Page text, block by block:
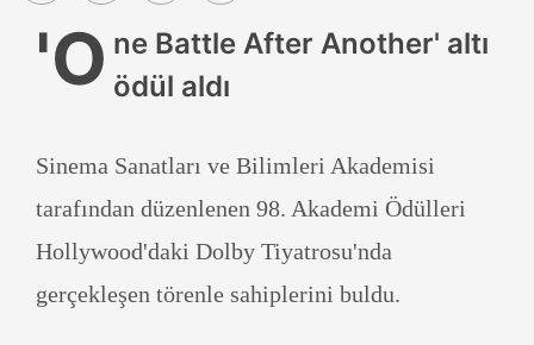
'O ne Battle After Another' altı
ödül aldı
Sinema Sanatları ve Bilimleri Akademisi
tarafından düzenlenen 98. Akademi Ödülleri
Hollywood'daki Dolby Tiyatrosu'nda
gerçekleşen törenle sahiplerini buldu.